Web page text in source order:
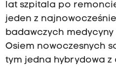
lat szpitala po
jeden z
badawczych medycyny
Osiem nowoczesnych
tym jedna hybrydowa